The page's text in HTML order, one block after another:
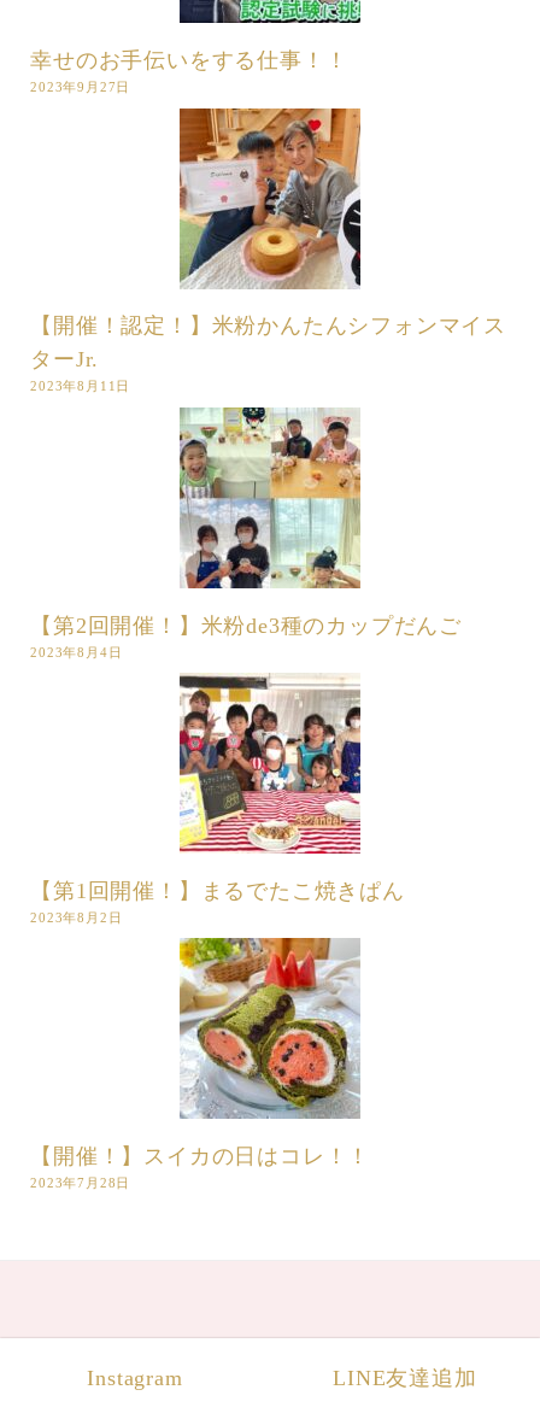
幸せのお手伝いをする仕事！！
2023年9月27日
【開催！認定！】米粉かんたんシフォンマイス
ターJr.
2023年8月11日
【第2回開催！】米粉de3種のカップだんご
2023年8月4日
【第1回開催！】まるでたこ焼きぱん
2023年8月2日
【開催！】スイカの日はコレ！！
2023年7月28日
HomeInstagram LINE友達追加